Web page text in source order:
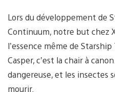
Lors du développement de
Continuum, notre but chez
l’essence même de
Casper, c’est la chair à
dangereuse, et les insectes
mourir.